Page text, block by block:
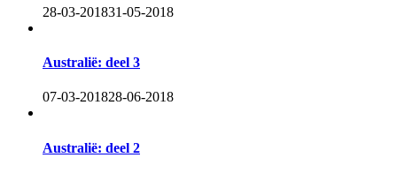
28-03-201831-05-2018
Australië: deel 3
07-03-201828-06-2018
Australië: deel 2